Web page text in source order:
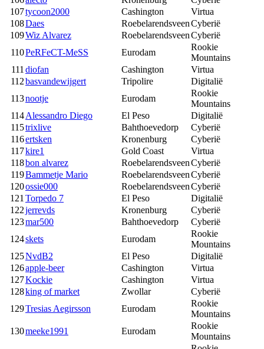
107tycoon2000 Cashington
Virtua
108Daes RoebelarendsveenCyberië
109Wiz Alvarez RoebelarendsveenCyberië
110PeRFeCT-MeSS Eurodam
Rookie
Mountains
111diofan Cashington
Virtua
112basvandewijgert Tripolire
Digitalië
113nootje Eurodam
Rookie
Mountains
114Alessandro Diego El Peso
Digitalië
115trixlive Bahthoevedorp
Cyberië
116ertsken Kronenburg
Cyberië
117kire1 Gold Coast
Virtua
118bon alvarez RoebelarendsveenCyberië
119Bammetje Mario RoebelarendsveenCyberië
120ossie000 RoebelarendsveenCyberië
121Torpedo 7 El Peso
Digitalië
122jerrevds Kronenburg
Cyberië
123mar500 Bahthoevedorp
Cyberië
124skets Eurodam
Rookie
Mountains
125NvdB2 El Peso
Digitalië
126apple-beer Cashington
Virtua
127Kockie Cashington
Virtua
128king of market Zwollar
Cyberië
129Tresias Aegirsson Eurodam
Rookie
Mountains
130meeke1991 Eurodam
Rookie
Mountains